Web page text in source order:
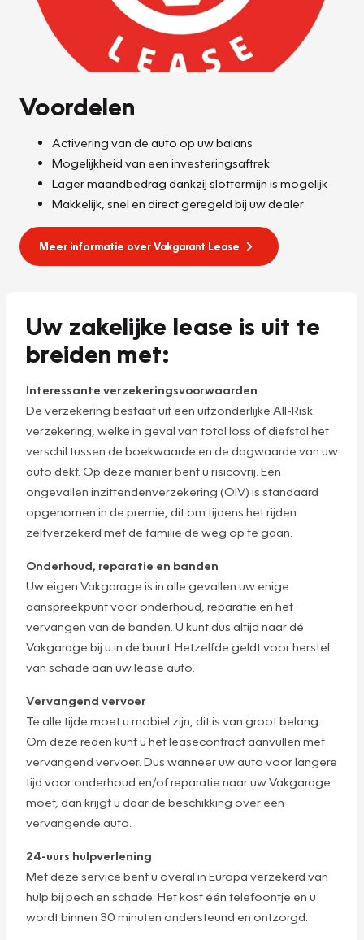
Voordelen
Activering van de auto op uw balans
Mogelijkheid van een investeringsaftrek
Lager maandbedrag dankzij slottermijn is mogelijk
Makkelijk, snel en direct geregeld bij uw dealer
Meer informatie over Vakgarant Lease
Uw zakelijke lease is uit te
breiden met:
Interessante verzekeringsvoorwaarden
De verzekering bestaat uit een uitzonderlijke All-Risk
verzekering, welke in geval van total loss of diefstal het
verschil tussen de boekwaarde en de dagwaarde van uw
auto dekt. Op deze manier bent u risicovrij. Een
ongevallen inzittendenverzekering (OIV) is standaard
opgenomen in de premie, dit om tijdens het rijden
zelfverzekerd met de familie de weg op te gaan.
Onderhoud, reparatie en banden
Uw eigen Vakgarage is in alle gevallen uw enige
aanspreekpunt voor onderhoud, reparatie en het
vervangen van de banden. U kunt dus altijd naar dé
Vakgarage bij u in de buurt. Hetzelfde geldt voor herstel
van schade aan uw lease auto.
Vervangend vervoer
Te alle tijde moet u mobiel zijn, dit is van groot belang.
Om deze reden kunt u het leasecontract aanvullen met
vervangend vervoer. Dus wanneer uw auto voor langere
tijd voor onderhoud en/of reparatie naar uw Vakgarage
moet, dan krijgt u daar de beschikking over een
vervangende auto.
24-uurs hulpverlening
Met deze service bent u overal in Europa verzekerd van
hulp bij pech en schade. Het kost één telefoontje en u
wordt binnen 30 minuten ondersteund en ontzorgd.